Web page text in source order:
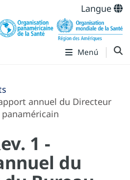
Langue
Menú
annuel du Directeur
1 -
du